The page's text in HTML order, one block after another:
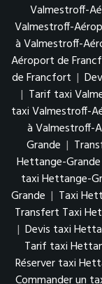
Valmestroff-
Valmestroff-
à Valmestroff-
Aéroport de
de Francfort |
| Tarif taxi
taxi Valmestroff-
à Valmestroff-
Grande |
Hettange-Grande
taxi Hettange-
Grande | Taxi
Transfert Taxi
| Devis taxi
Tarif taxi
Réserver taxi